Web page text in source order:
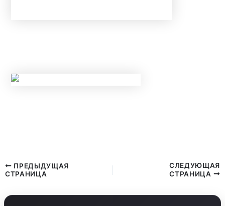
ПРЕДЫДУЩАЯ
СТРАНИЦА
СЛЕДУЮЩАЯ
СТРАНИЦА